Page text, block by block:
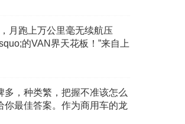
状况，一旦发生异常或震
丝ACC更加省电，也减少
样也会出现电瓶亏电而造
月跑上万公里毫无续航压
的VAN界天花板！”来自上
往返于救助
，种类繁，把握不准该怎么
最佳答案。作为商用车的龙
控，保障每位车主的用车